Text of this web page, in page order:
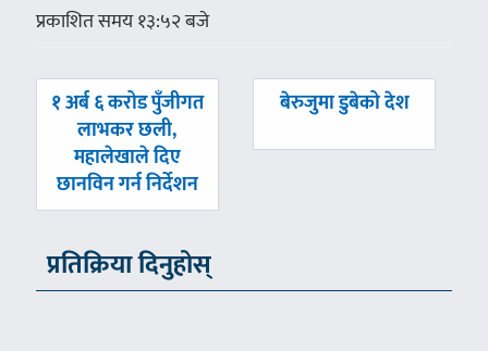
प्रकाशित समय १३:५२ बजे
पछिल्लाे
१ अर्ब ६ करोड पुँजीगत
लाभकर छली,
महालेखाले दिए
छानविन गर्न निर्देशन
अघिल्लाे
बेरुजुमा डुबेको देश
प्रतिक्रिया दिनुहोस्